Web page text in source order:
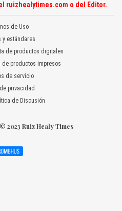
ruizhealytimes.com o del Editor.
de Uso
y estándares
de productos digitales
de productos impresos
de servicio
privacidad
de Discusión
2023 Ruiz Healy Times